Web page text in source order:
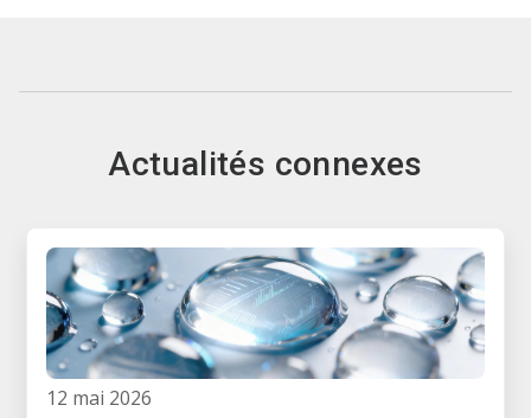
Actualités connexes
12 mai 2026